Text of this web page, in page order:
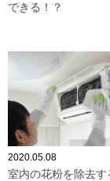
できる！？
2020.05.08
室内の花粉を除去す